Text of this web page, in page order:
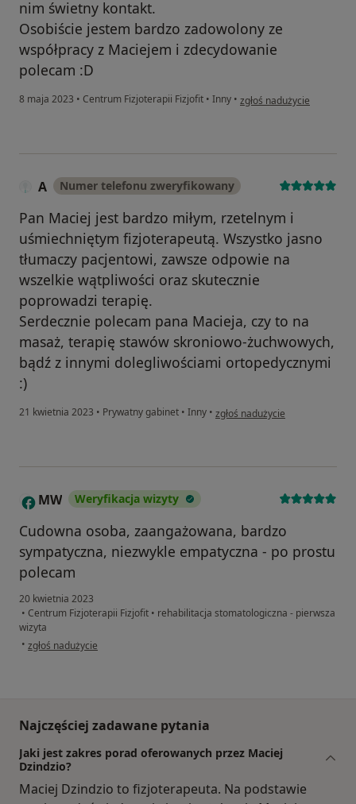
nim świetny kontakt.
Osobiście jestem bardzo zadowolony ze
współpracy z Maciejem i zdecydowanie
polecam :D
8 maja 2023 • Centrum Fizjoterapii Fizjofit • Inny • w opinii użytkownika
zgłoś nadużycie
A Numer telefonu zweryfikowany
Pan Maciej jest bardzo miłym, rzetelnym i
uśmiechniętym fizjoterapeutą. Wszystko jasno
tłumaczy pacjentowi, zawsze odpowie na
wszelkie wątpliwości oraz skutecznie
poprowadzi terapię.
Serdecznie polecam pana Macieja, czy to na
masaż, terapię stawów skroniowo-żuchwowych,
bądź z innymi dolegliwościami ortopedycznymi
:)
21 kwietnia 2023 • Prywatny gabinet • Inny • w opinii użytkownika A
zgłoś nadużycie
M MW Weryfikacja wizyty
Cudowna osoba, zaangażowana, bardzo
sympatyczna, niezwykle empatyczna - po prostu
polecam
20 kwietnia 2023
• Centrum Fizjoterapii Fizjofit • rehabilitacja stomatologiczna - pierwsza
wizyta
• w opinii użytkownika MW
zgłoś nadużycie
Najczęściej zadawane pytania
Jaki jest zakres porad oferowanych przez Maciej
Dzindzio?
Maciej Dzindzio to fizjoterapeuta. Na podstawie